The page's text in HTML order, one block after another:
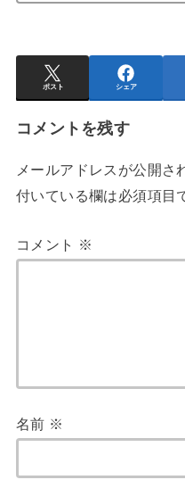
ポスト シェア
コメントを残す
メールアドレスが公開さ
付いている欄は必須項目
コメント ※
名前 ※